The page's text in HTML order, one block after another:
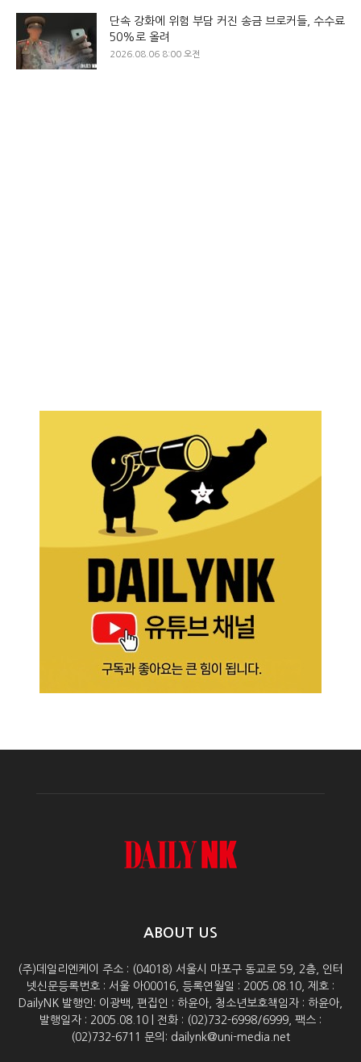
단속 강화에 위험 부담 커진 송금 브로커들, 수수료
50%로 올려
2026.08.06 8:00 오전
ABOUT US
(주)데일리엔케이 주소 : (04018) 서울시 마포구 동교로 59, 2층, 인터
넷신문등록번호 : 서울 아00016, 등록연월일 : 2005.08.10, 제호 :
DailyNK 발행인: 이광백, 편집인 : 하윤아, 청소년보호책임자 : 하윤아,
발행일자 : 2005.08.10 | 전화 : (02)732-6998/6999, 팩스 :
(02)732-6711 문의: dailynk@uni-media.net